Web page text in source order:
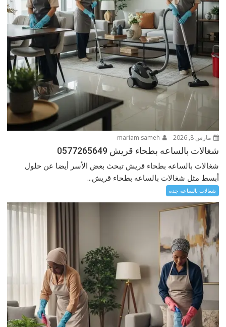
مارس 8, 2026
شغالات بالساعه بطحاء قريش 0577265649
شغالات بالساعه بطحاء قريش تبحث بعض الأسر أيضا عن حلول
أبسط مثل شغالات بالساعه بطحاء قريش...
شغالات بالساعه جده